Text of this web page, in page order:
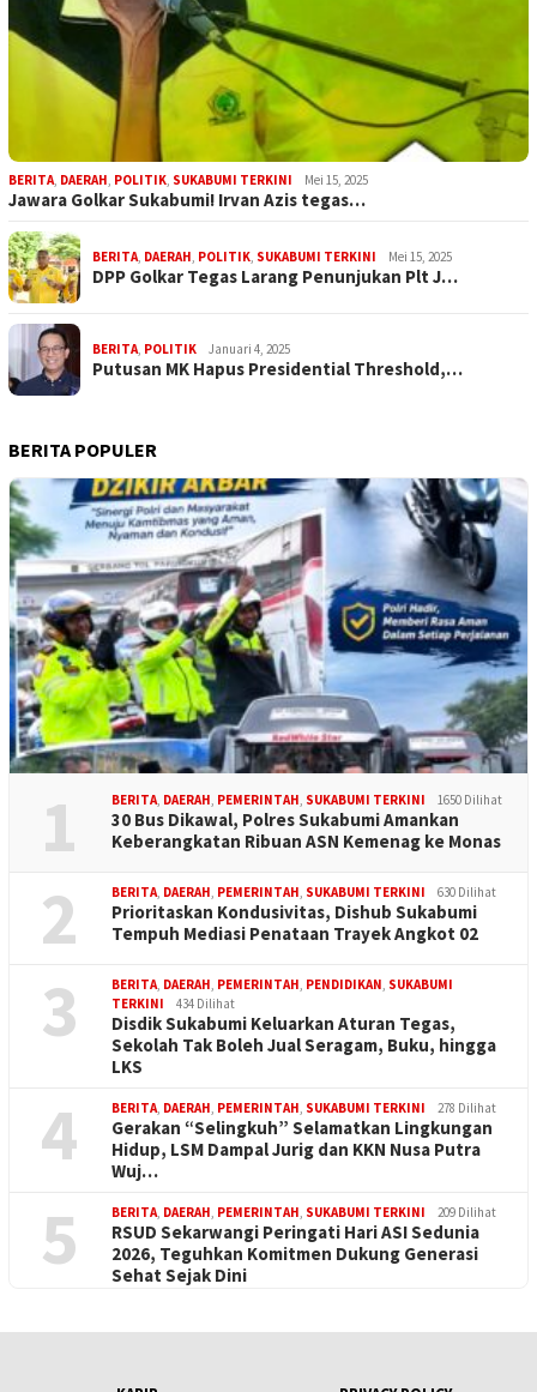
BERITA, DAERAH, POLITIK, SUKABUMI TERKINI Mei 15, 2025
Jawara Golkar Sukabumi! Irvan Azis tegas…
BERITA, DAERAH, POLITIK, SUKABUMI TERKINI Mei 15, 2025
DPP Golkar Tegas Larang Penunjukan Plt J…
BERITA, POLITIK Januari 4, 2025
Putusan MK Hapus Presidential Threshold,…
BERITA POPULER
1 BERITA, DAERAH, PEMERINTAH, SUKABUMI TERKINI 1650 Dilihat
30 Bus Dikawal, Polres Sukabumi Amankan
Keberangkatan Ribuan ASN Kemenag ke Monas
2 BERITA, DAERAH, PEMERINTAH, SUKABUMI TERKINI 630 Dilihat
Prioritaskan Kondusivitas, Dishub Sukabumi
Tempuh Mediasi Penataan Trayek Angkot 02
3 BERITA, DAERAH, PEMERINTAH, PENDIDIKAN, SUKABUMI
TERKINI
434 Dilihat
Disdik Sukabumi Keluarkan Aturan Tegas,
Sekolah Tak Boleh Jual Seragam, Buku, hingga
LKS
4 BERITA, DAERAH, PEMERINTAH, SUKABUMI TERKINI 278 Dilihat
Gerakan “Selingkuh” Selamatkan Lingkungan
Hidup, LSM Dampal Jurig dan KKN Nusa Putra
Wuj…
5 BERITA, DAERAH, PEMERINTAH, SUKABUMI TERKINI 209 Dilihat
RSUD Sekarwangi Peringati Hari ASI Sedunia
2026, Teguhkan Komitmen Dukung Generasi
Sehat Sejak Dini